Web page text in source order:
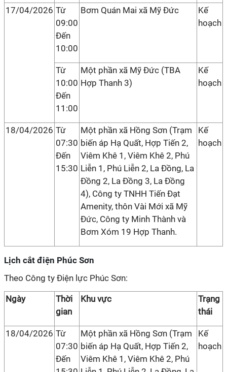
17/04/2026 Từ
09:00
Đến
10:00
Bơm Quán Mai xã Mỹ Đức
Kế
hoạch
Từ
10:00
Đến
11:00
Một phần xã Mỹ Đức (TBA
Hợp Thanh 3)
Kế
hoạch
18/04/2026 Từ
07:30
Đến
15:30
Một phần xã Hồng Sơn (Trạm
biến áp Hạ Quất, Hợp Tiến 2,
Viêm Khê 1, Viêm Khê 2, Phú
Liễn 1, Phú Liễn 2, La Đồng, La
Đồng 2, La Đồng 3, La Đồng
4), Công ty TNHH Tiến Đạt
Amenity, thôn Vài Mới xã Mỹ
Đức, Công ty Minh Thành và
Bơm Xóm 19 Hợp Thanh.
Kế
hoạch
Lịch cắt điện Phúc Sơn
Theo Công ty Điện lực Phúc Sơn:
Ngày
Thời
gian
Khu vực
Trạng
thái
18/04/2026 Từ
07:30
Đến
Một phần xã Hồng Sơn (Trạm
biến áp Hạ Quất, Hợp Tiến 2,
Viêm Khê 1, Viêm Khê 2, Phú
Kế
hoạch